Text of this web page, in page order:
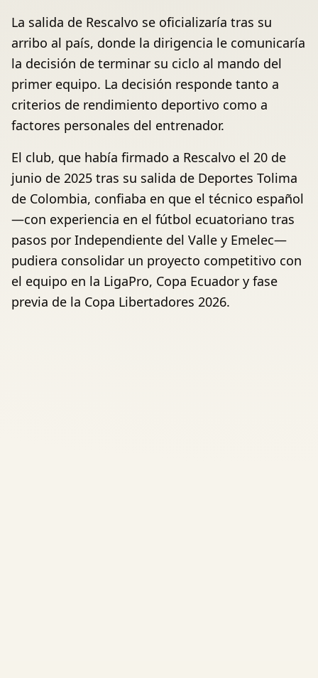
La salida de Rescalvo se oficializaría tras su
arribo al país, donde la dirigencia le comunicaría
la decisión de terminar su ciclo al mando del
primer equipo. La decisión responde tanto a
criterios de rendimiento deportivo como a
factores personales del entrenador.
El club, que había firmado a Rescalvo el 20 de
junio de 2025 tras su salida de Deportes Tolima
de Colombia, confiaba en que el técnico español
—con experiencia en el fútbol ecuatoriano tras
pasos por Independiente del Valle y Emelec—
pudiera consolidar un proyecto competitivo con
el equipo en la LigaPro, Copa Ecuador y fase
previa de la Copa Libertadores 2026.